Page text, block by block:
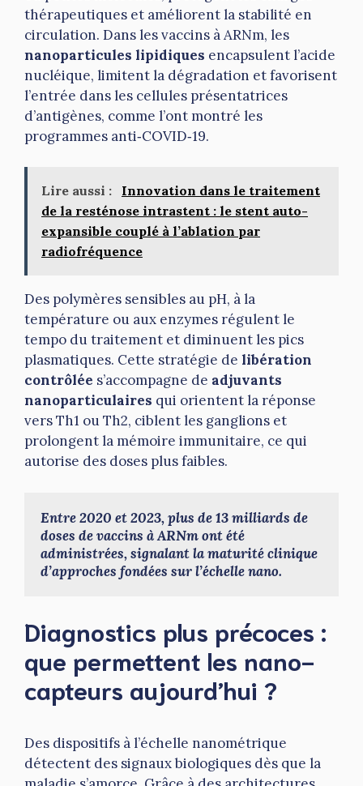
thérapeutiques et améliorent la stabilité en
circulation. Dans les vaccins à ARNm, les
nanoparticules lipidiques encapsulent l’acide
nucléique, limitent la dégradation et favorisent
l’entrée dans les cellules présentatrices
d’antigènes, comme l’ont montré les
programmes anti‑COVID‑19.
Lire aussi :
Innovation dans le traitement
de la resténose intrastent : le stent auto-
expansible couplé à l’ablation par
radiofréquence
Des polymères sensibles au pH, à la
température ou aux enzymes régulent le
tempo du traitement et diminuent les pics
plasmatiques. Cette stratégie de libération
contrôlée s’accompagne de adjuvants
nanoparticulaires qui orientent la réponse
vers Th1 ou Th2, ciblent les ganglions et
prolongent la mémoire immunitaire, ce qui
autorise des doses plus faibles.
Entre 2020 et 2023, plus de 13 milliards de
doses de vaccins à ARNm ont été
administrées, signalant la maturité clinique
d’approches fondées sur l’échelle nano.
Diagnostics plus précoces :
que permettent les nano-
capteurs aujourd’hui ?
Des dispositifs à l’échelle nanométrique
détectent des signaux biologiques dès que la